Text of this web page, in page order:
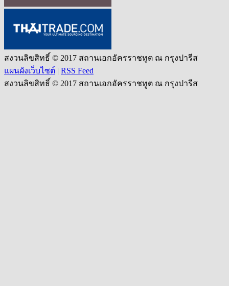
สงวนลิขสิทธิ์ © 2017 สถานเอกอัครราชทูต ณ กรุงปารีส
แผนผังเว็บไซต์ | RSS Feed
สงวนลิขสิทธิ์ © 2017 สถานเอกอัครราชทูต ณ กรุงปารีส